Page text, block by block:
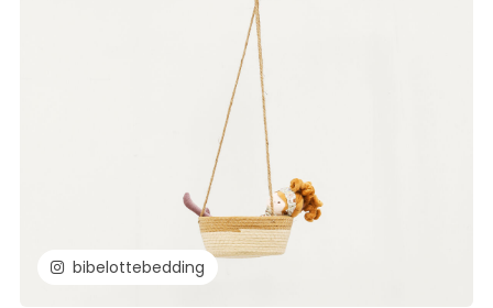
bibelottebedding